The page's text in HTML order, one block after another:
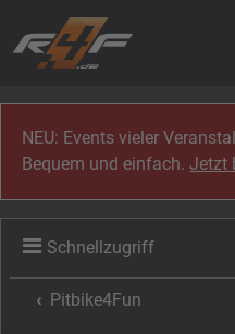
NEU: Events vieler
Bequem und einfach.Jetzt
Schnellzugriff
Pitbike4Fun